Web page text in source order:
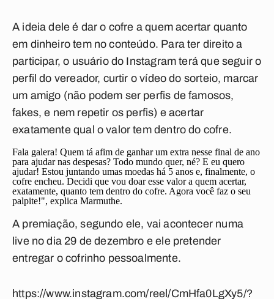
A ideia dele é dar o cofre a quem acertar quanto
em dinheiro tem no conteúdo. Para ter direito a
participar, o usuário do Instagram terá que seguir o
perfil do vereador, curtir o vídeo do sorteio, marcar
um amigo (não podem ser perfis de famosos,
fakes, e nem repetir os perfis) e acertar
exatamente qual o valor tem dentro do cofre.
Fala galera! Quem tá afim de ganhar um extra nesse final de ano
para ajudar nas despesas? Todo mundo quer, né? E eu quero
ajudar! Estou juntando umas moedas há 5 anos e, finalmente, o
cofre encheu. Decidi que vou doar esse valor a quem acertar,
exatamente, quanto tem dentro do cofre. Agora você faz o seu
palpite!", explica Marmuthe.
A premiação, segundo ele, vai acontecer numa
live no dia 29 de dezembro e ele pretender
entregar o cofrinho pessoalmente.
https://www.instagram.com/reel/CmHfa0LgXy5/?